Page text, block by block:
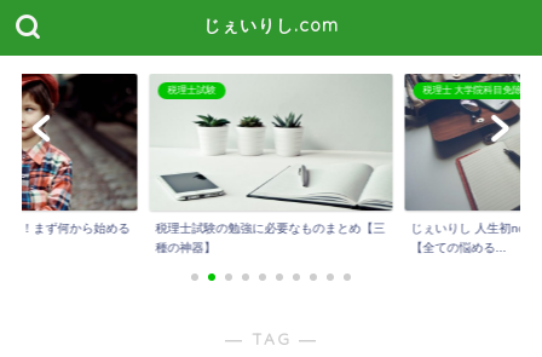
じぇいりし.com
い！まず何から始める
税理士試験
税理士試験の勉強に必要なものまとめ【三
種の神器】
税理士 大学院科目免除
じぇいりし 人生初note
【全ての悩める...
― TAG ―